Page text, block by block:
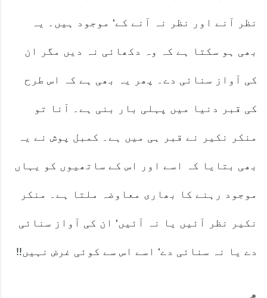
نظر آنے اور نظر نہ آنے کے‘ موجود ہیں۔ یہ
بھی ہو سکتا ہے کہ وہ دکھائی نہ دیں مگر ان
کی آواز سنائی دے۔ پھر یہ بھی ہے کہ اس طرح
کی قبر دنیا میں پہلی بار بنی ہے۔ آنا تو
منکر نکیر نے قبر ہی میں ہے۔ کمبل پوش نے یہ
بھی بتایا کہ اسے اور اس کے ساتھیوں کو یہاں
موجود رہنے کا بھاری معاوضہ ملتا ہے۔ منکر
نکیر نظر آئیں یا نہ آئیں‘ ان کی آواز سنائی
دے یا نہ سنائی دے‘ اسے اس سے کوئی غرض نہیں!!